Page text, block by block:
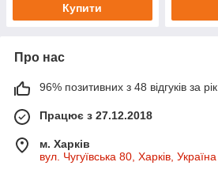
Купити
Про нас
96% позитивних з 48 відгуків за рік
Працює з 27.12.2018
м. Харків
вул. Чугуївська 80, Харків, Україна